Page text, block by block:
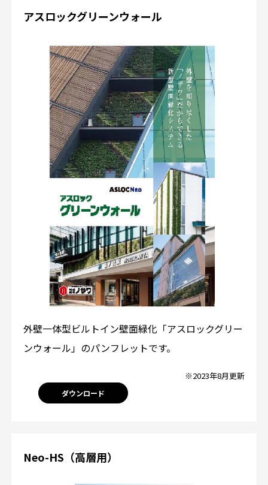
アスロックグリーンウォール
外壁一体型ビルトイン壁面緑化「アスロックグリー
ンウォール」のパンフレットです。
※2023年8月更新
ダウンロード
Neo-HS（高層用）